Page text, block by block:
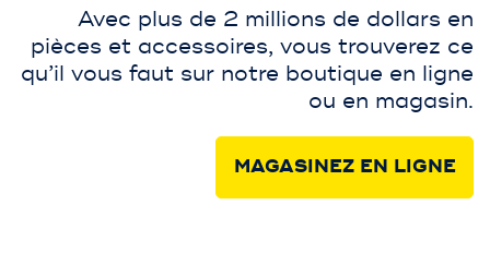
Avec plus de 2 millions de dollars en
pièces et accessoires, vous trouverez ce
qu’il vous faut sur notre boutique en ligne
ou en magasin.
MAGASINEZ EN LIGNE